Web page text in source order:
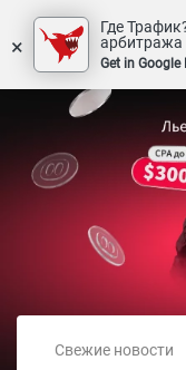
×
Где
арбитража
Get in Google
Свежие новости